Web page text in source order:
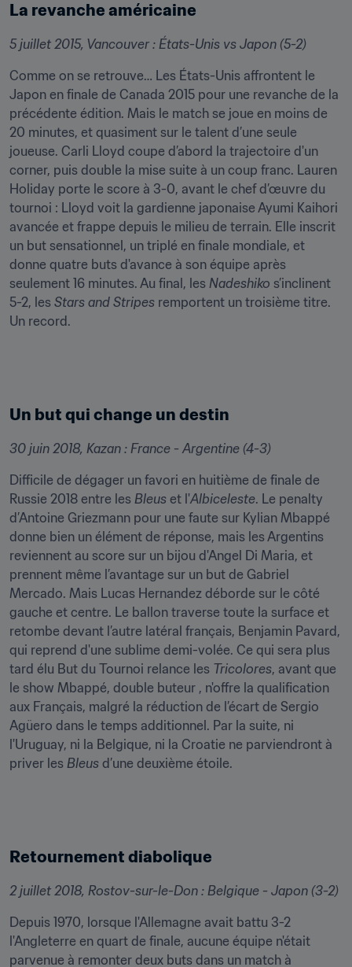
La revanche américaine
5 juillet 2015, Vancouver : États-Unis vs Japon (5-2)
Comme on se retrouve… Les États-Unis affrontent le
Japon en finale de Canada 2015 pour une revanche de la
précédente édition. Mais le match se joue en moins de
20 minutes, et quasiment sur le talent d’une seule
joueuse. Carli Lloyd coupe d’abord la trajectoire d'un
corner, puis double la mise suite à un coup franc. Lauren
Holiday porte le score à 3-0, avant le chef d’œuvre du
tournoi : Lloyd voit la gardienne japonaise Ayumi Kaihori
avancée et frappe depuis le milieu de terrain. Elle inscrit
un but sensationnel, un triplé en finale mondiale, et
donne quatre buts d'avance à son équipe après
seulement 16 minutes. Au final, les Nadeshiko s’inclinent
5-2, les Stars and Stripes remportent un troisième titre.
Un record.
Un but qui change un destin
30 juin 2018, Kazan : France - Argentine (4-3)
Difficile de dégager un favori en huitième de finale de
Russie 2018 entre les Bleus et l'Albiceleste. Le penalty
d’Antoine Griezmann pour une faute sur Kylian Mbappé
donne bien un élément de réponse, mais les Argentins
reviennent au score sur un bijou d'Angel Di Maria, et
prennent même l’avantage sur un but de Gabriel
Mercado. Mais Lucas Hernandez déborde sur le côté
gauche et centre. Le ballon traverse toute la surface et
retombe devant l’autre latéral français, Benjamin Pavard,
qui reprend d'une sublime demi-volée. Ce qui sera plus
tard élu But du Tournoi relance les Tricolores, avant que
le show Mbappé, double buteur , n'offre la qualification
aux Français, malgré la réduction de l’écart de Sergio
Agüero dans le temps additionnel. Par la suite, ni
l'Uruguay, ni la Belgique, ni la Croatie ne parviendront à
priver les Bleus d’une deuxième étoile.
Retournement diabolique
2 juillet 2018, Rostov-sur-le-Don : Belgique - Japon (3-2)
Depuis 1970, lorsque l'Allemagne avait battu 3-2
l'Angleterre en quart de finale, aucune équipe n'était
parvenue à remonter deux buts dans un match à